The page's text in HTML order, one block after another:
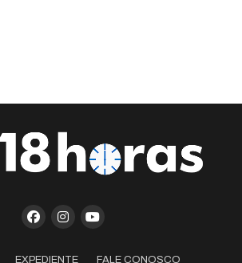
EXPEDIENTE FALE CONOSCO